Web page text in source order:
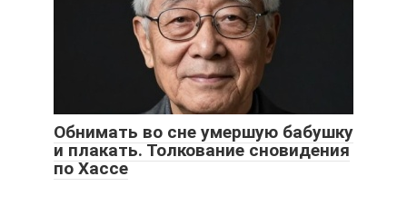
Обнимать во сне умершую бабушку
и плакать. Толкование сновидения
по Хассе